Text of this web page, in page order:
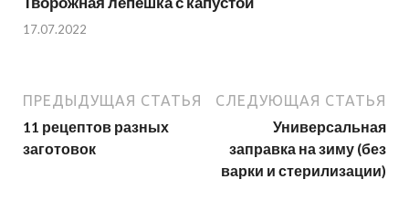
17.07.2022
ПРЕДЫДУЩАЯ СТАТЬЯ
11 рецептов разных
заготовок
СЛЕДУЮЩАЯ СТАТЬЯ
Универсальная
заправка на зиму (без
варки и стерилизации)